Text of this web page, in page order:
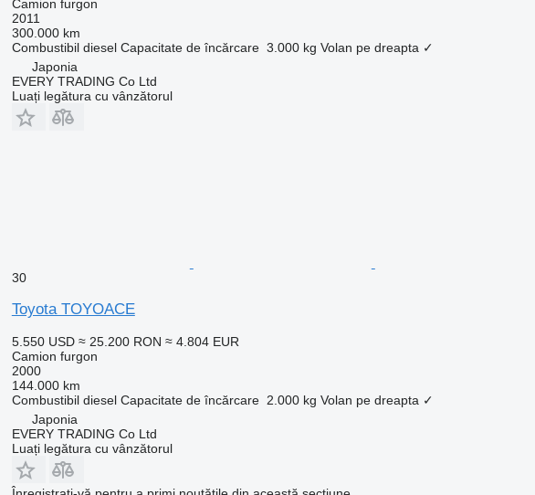
Camion furgon
2011
300.000 km
Combustibil diesel Capacitate de încărcare 3.000 kg Volan pe dreapta ✓
Japonia
EVERY TRADING Co Ltd
Luați legătura cu vânzătorul
30
Toyota TOYOACE
5.550 USD ≈ 25.200 RON ≈ 4.804 EUR
Camion furgon
2000
144.000 km
Combustibil diesel Capacitate de încărcare 2.000 kg Volan pe dreapta ✓
Japonia
EVERY TRADING Co Ltd
Luați legătura cu vânzătorul